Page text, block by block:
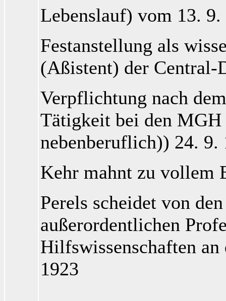
Lebenslauf) vom 13. 9.
Festanstellung als
(Aßistent) der Central-
Verpflichtung nach
Tätigkeit bei den
nebenberuflich)) 24. 9.
Kehr mahnt zu vollem
Perels scheidet von
außerordentlichen
Hilfswissenschaften
1923